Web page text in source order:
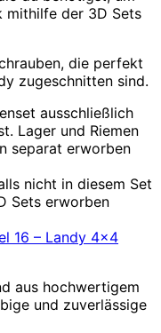
mithilfe der 3D Sets
die perfekt
zugeschnitten sind.
ausschließlich
Lager und Riemen
separat erworben
nicht in diesem Set
Sets erworben
16 – Landy 4×4
aus hochwertigem
und zuverlässige